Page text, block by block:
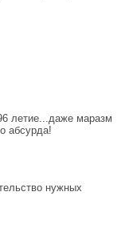
летие...даже маразм
абсурда!
нужных